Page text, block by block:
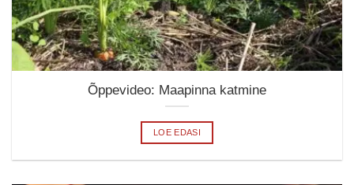
Õppevideo: Maapinna katmine
LOE EDASI